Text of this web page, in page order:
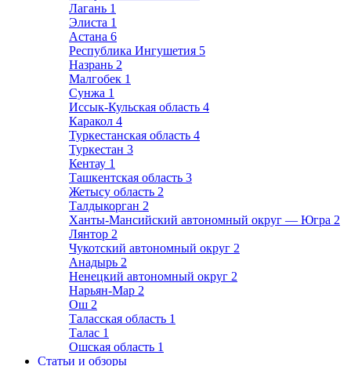
Лагань 1
Элиста 1
Астана 6
Республика Ингушетия 5
Назрань 2
Малгобек 1
Сунжа 1
Иссык-Кульская область 4
Каракол 4
Туркестанская область 4
Туркестан 3
Кентау 1
Ташкентская область 3
Жетысу область 2
Талдыкорган 2
Ханты-Мансийский автономный округ — Югра 2
Лянтор 2
Чукотский автономный округ 2
Анадырь 2
Ненецкий автономный округ 2
Нарьян-Мар 2
Ош 2
Таласская область 1
Талас 1
Ошская область 1
Статьи и обзоры